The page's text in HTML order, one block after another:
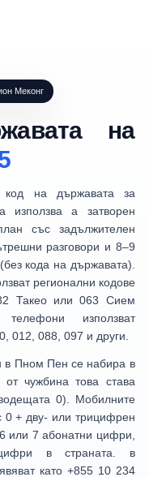
Меконг
на
код на държавата за
използва a затворен
със задължителен
разговори и 8–9
(без кода на държавата).
регионални кодове
Такеоили063 Сием
използват
,012 ,088 ,097 и други.
в Пном Пен се набира в
от чужбина това става
0). Мобилните
0 + дву- или трицифрен
6 или 7 абонатни цифри
в страната. в
като +855 10 234